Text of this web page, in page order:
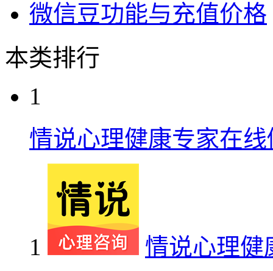
微信豆功能与充值价格
本类排行
1
情说心理健康专家在线
1
情说心理健